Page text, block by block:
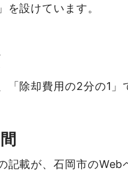
を設けています。
「除却費用の2分の1」
記載が、石岡市の